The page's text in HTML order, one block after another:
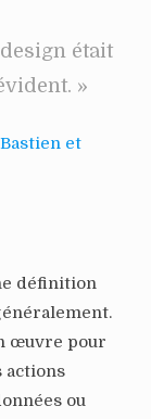
était
»
et
définition
œuvre pour
actions
ou